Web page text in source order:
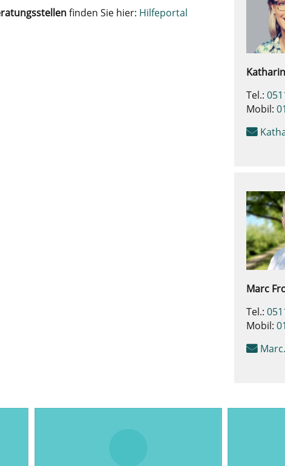
finden Sie hier: Hilfeportal
Tel.:
Mobil:
Marc
Tel.:
Mobil: